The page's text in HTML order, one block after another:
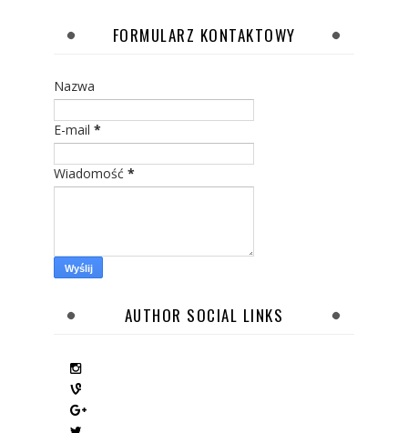
FORMULARZ KONTAKTOWY
Nazwa
E-mail *
Wiadomość *
AUTHOR SOCIAL LINKS